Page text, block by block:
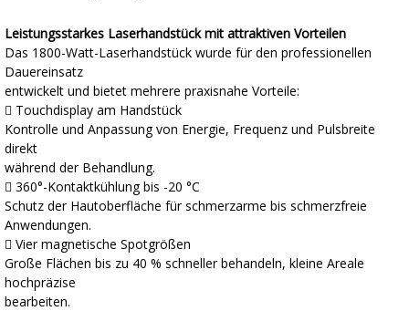
Leistungsstarkes Laserhandstück mit attraktiven Vorteilen
Das 1800-Watt-Laserhandstück wurde für den professionellen
Dauereinsatz
entwickelt und bietet mehrere praxisnahe Vorteile:
 Touchdisplay am Handstück
Kontrolle und Anpassung von Energie, Frequenz und Pulsbreite
direkt
während der Behandlung.
 360°-Kontaktkühlung bis -20 °C
Schutz der Hautoberfläche für schmerzarme bis schmerzfreie
Anwendungen.
 Vier magnetische Spotgrößen
Große Flächen bis zu 40 % schneller behandeln, kleine Areale
hochpräzise
bearbeiten.